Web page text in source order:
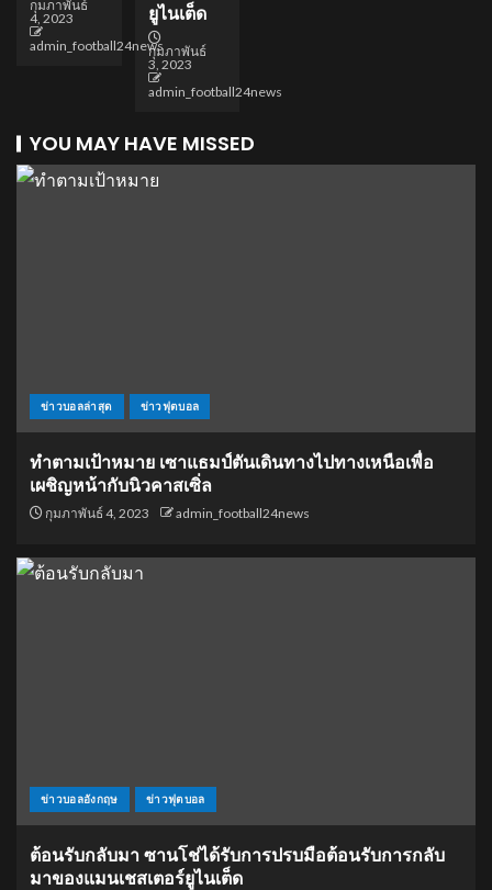
กุมภาพันธ์
4, 2023
admin_football24news
ยูไนเต็ด
กุมภาพันธ์
3, 2023
admin_football24news
YOU MAY HAVE MISSED
ข่าวบอลล่าสุด ข่าวฟุตบอล
ทำตามเป้าหมาย เซาแธมป์ตันเดินทางไปทางเหนือเพื่อ
เผชิญหน้ากับนิวคาสเซิ่ล
กุมภาพันธ์ 4, 2023 admin_football24news
ข่าวบอลอังกฤษ ข่าวฟุตบอล
ต้อนรับกลับมา ซานโช่ได้รับการปรบมือต้อนรับการกลับ
มาของแมนเชสเตอร์ยูไนเต็ด